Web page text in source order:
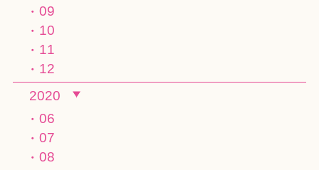
09
10
11
12
2020
06
07
08